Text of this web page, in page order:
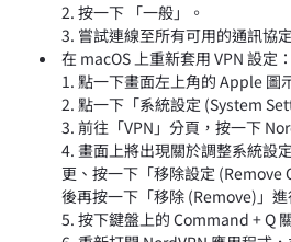
按一下 「一般」。
嘗試連線至所有可用的通訊協
在 macOS 上重新套用 VPN 設定：
點一下畫面左上角的 Apple 圖
點一下「系統設定 (System
前往「VPN」分頁，按一下
畫面上將出現關於調整系統設
更、按一下「移除設定
後再按一下「移除 (Remove)」進
按下鍵盤上的 Command + Q